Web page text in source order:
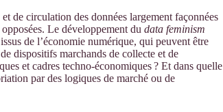
de circulation des données largement façonnées
Le développement du data feminism
de l’économie numérique, qui peuvent être
dispositifs marchands de collecte et de
et cadres techno-économiques ? Et dans quelle
par des logiques de marché ou de